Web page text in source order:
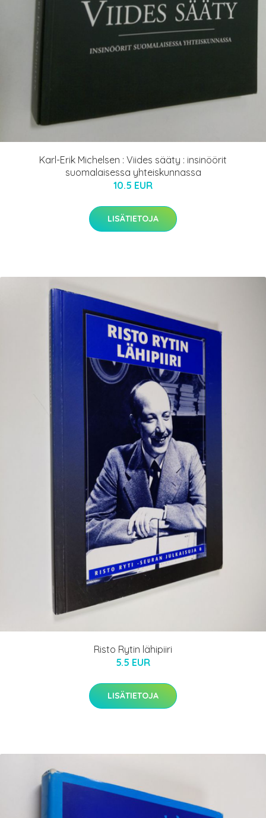
Karl-Erik Michelsen : Viides sääty : insinöörit
suomalaisessa yhteiskunnassa
10.5 EUR
LISÄTIETOJA
Risto Rytin lähipiiri
5.5 EUR
LISÄTIETOJA